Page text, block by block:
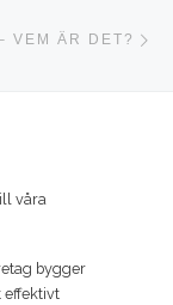
VEM ÄR DET?
våra
bygger
effektivt